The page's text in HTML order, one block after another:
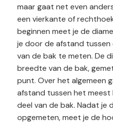
maar gaat net even
een vierkante of
beginnen meet je de
je door de afstand
van de bak te meten. De
breedte van de bak,
punt. Over het algemeen
afstand tussen het meest
deel van de bak. Nadat je
opgemeten, meet je de